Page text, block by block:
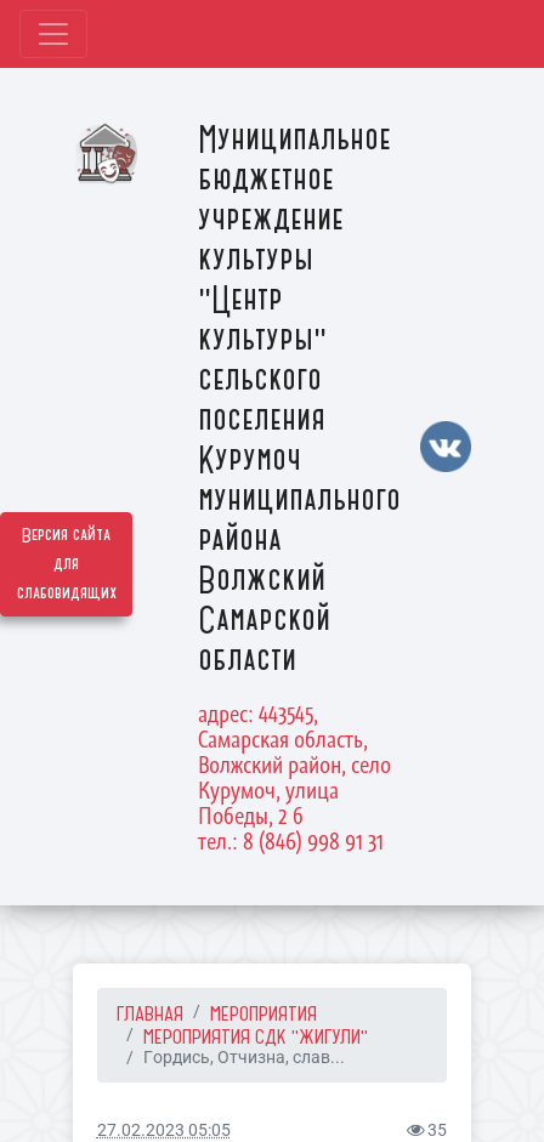
Версия сайта
для
слабовидящих
Муниципальное
бюджетное
учреждение
культуры
"Центр
культуры"
сельского
поселения
Курумоч
муниципального
района
Волжский
Самарской
области
адрес: 443545,
Самарская область,
Волжский район, село
Курумоч, улица
Победы, 2 б
тел.: 8 (846) 998 91 31
ГЛАВНАЯ
МЕРОПРИЯТИЯ
МЕРОПРИЯТИЯ СДК "ЖИГУЛИ"
Гордись, Отчизна, слав...
27.02.2023 05:05 35